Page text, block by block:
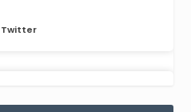
Twitter